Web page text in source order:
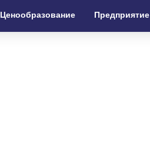
Ценообразование Предприятие